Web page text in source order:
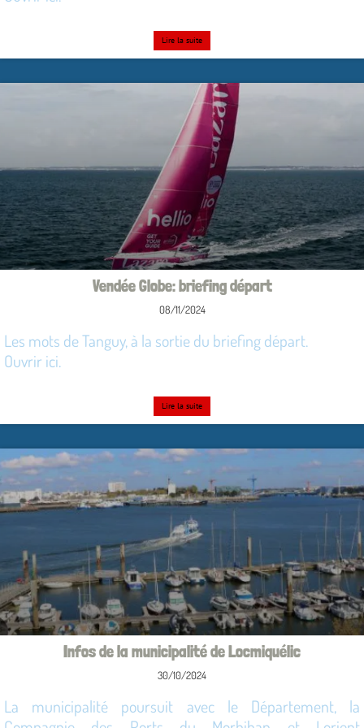
Lire la suite
Vendée Globe: briefing départ
08/11/2024
Les mots de Tanguy, à la sortie du briefing départ.
Ouvrir ici.
Lire la suite
Infos de la municipalité de Locmiquélic
30/10/2024
La municipalité poursuit avec le Département, la